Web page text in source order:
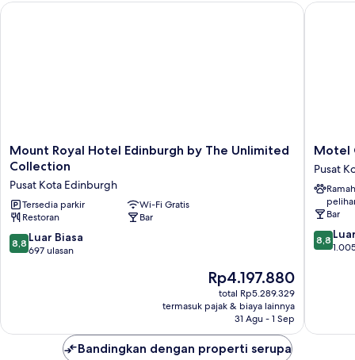
Tempat
Mount
Royal
Edinburgh
by
The
Unlimited
Collection
Mount Royal Hotel Edinburgh by The Unlimited
Collection
Pusat Kota Edinburgh
Tersedia parkir
Wi-Fi Gratis
Restoran
Bar
8.8
dari
8,8 Luar Biasa
697 ulasan
Harga
sekarang
Rp4.197.880
Rp4.197.880
total Rp5.289.329
termasuk pajak & biaya lainnya
31 Agu - 1 Sep
Mount Royal Hotel Edinburgh by The Unlimited Collection
Motel
One
Princes
Pusat
Kota
Motel
Pusat
Bar
8.8
dari
8,8
Motel
Bandingkan dengan properti serupa